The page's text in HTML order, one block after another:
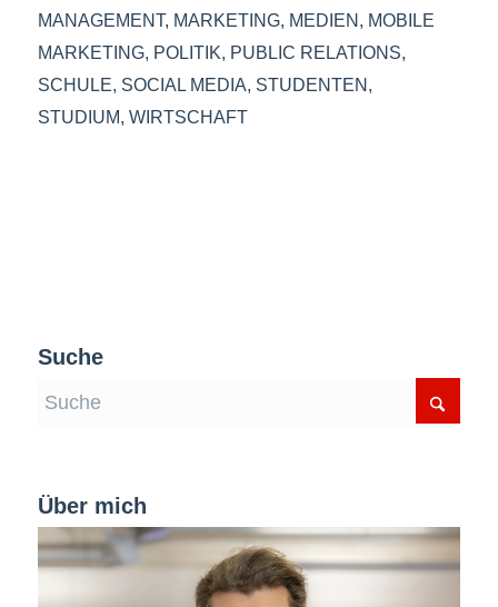
MANAGEMENT, MARKETING, MEDIEN , MOBILE
MARKETING, POLITIK, PUBLIC RELATIONS,
SCHULE, SOCIAL MEDIA, STUDENTEN ,
STUDIUM, WIRTSCHAFT
Suche
Über mich